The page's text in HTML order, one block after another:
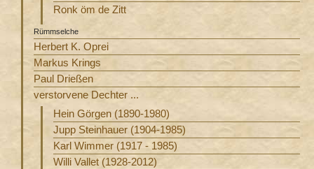
Ronk öm de Zitt
Rümmselche
Herbert K. Oprei
Markus Krings
Paul Drießen
verstorvene Dechter ...
Hein Görgen (1890-1980)
Jupp Steinhauer (1904-1985)
Karl Wimmer (1917 - 1985)
Willi Vallet (1928-2012)